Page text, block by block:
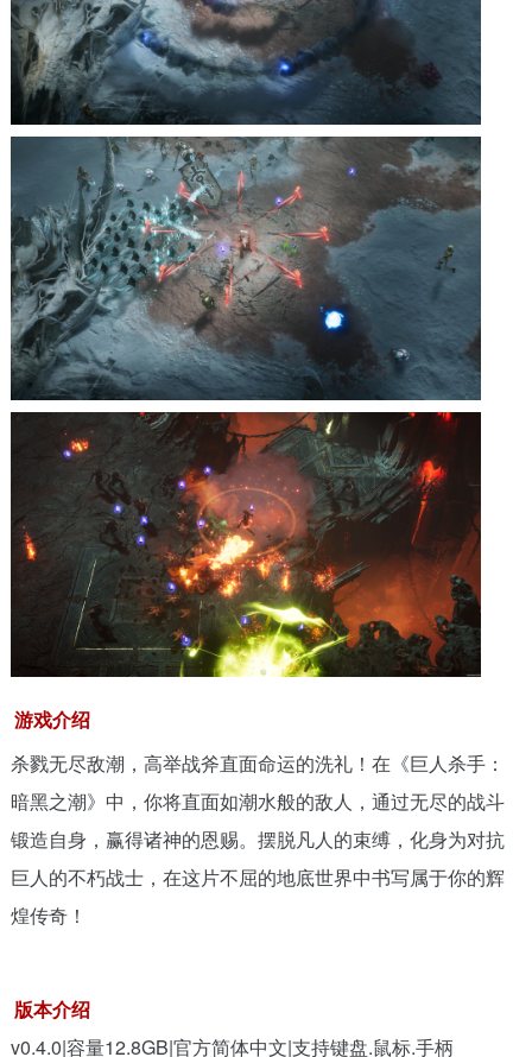
游戏介绍
杀戮无尽敌潮，高举战斧直面命运的洗礼！在《巨人杀手：
暗黑之潮》中，你将直面如潮水般的敌人，通过无尽的战斗
锻造自身，赢得诸神的恩赐。摆脱凡人的束缚，化身为对抗
巨人的不朽战士，在这片不屈的地底世界中书写属于你的辉
煌传奇！
版本介绍
v0.4.0|容量12.8GB|官方简体中文|支持键盘.鼠标.手柄